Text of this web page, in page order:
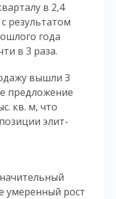
в 2,4
результатом
года
в 3 раза.
вышли 3
предложение
кв. м, что
элит-
умеренный рост